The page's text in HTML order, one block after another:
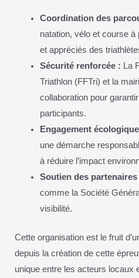
Coordination des
natation, vélo et course
et appréciés des
Sécurité renforcée : La
Triathlon (FFTri) et la
collaboration pour
participants.
Engagement
une démarche
à réduire l’impact
Soutien des partenaires
comme la Société
visibilité.
Cette organisation est le fruit
depuis la création de cette
unique entre les acteurs locaux